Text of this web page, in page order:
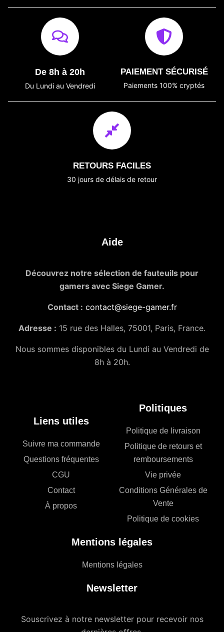
De 8h à 20h
Du Lundi au Vendredi
PAIEMENT SÉCURISÉ
Paiements 100% cryptés
RETOURS FACILES
30 jours de délais de retour
Aide
Découvrez notre sélection de fauteuils pour
gamers avec Siege Gamer.
Contact : contact@siege-gamer.fr
Adresse : 15 rue des Halles, 75001, Paris, France.
Nous sommes disponibles du Lundi au Vendredi de
8h à 20h.
Liens utiles
Suivre ma commande
Questions fréquentes
CGU
Contact
À propos
Politiques
Politique de livraison
Politique de retours et
remboursements
Vie privée
Conditions Générales de
Vente
Politique de cookies
Mentions légales
Mentions légales
Newsletter
Souscrivez à notre newsletter pour recevoir nos